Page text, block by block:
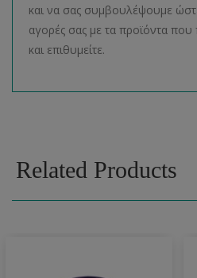
και να σας συμβουλέψουμε
αγορές σας με τα προϊόντα που
και επιθυμείτε.
Related Products